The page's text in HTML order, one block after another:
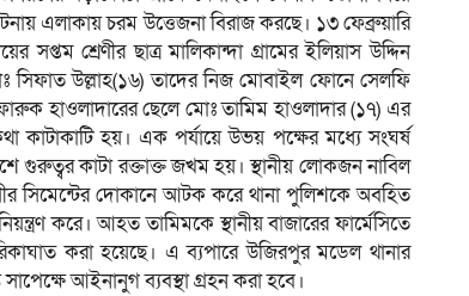
এলাকায় চরম উত্তেজনা বিরাজ করছে। ১৩ ফেব্রুয়ারি
শ্রেণীর ছাত্র মালিকান্দা গ্রামের ইলিয়াস উদ্দিন
সিফাত উল্লাহ(১৬) তাদের নিজ মোবাইল ফোনে সেলফি
হাওলাদারের ছেলে মোঃ তামিম হাওলাদার (১৭) এর
হয়। এক পর্যায়ে উভয় পক্ষের মধ্যে সংঘর্ষ
গুরুত্বর কাটা রক্তাক্ত জখম হয়। স্থানীয় লোকজন নাবিল
সিমেন্টের দোকানে আটক করে থানা পুলিশকে অবহিত
করে। আহত তামিমকে স্থানীয় বাজারের ফার্মেসিতে
করা হয়েছে। এ ব্যপারে উজিরপুর মডেল থানার
আইনানুগ ব্যবস্থা গ্রহন করা হবে।